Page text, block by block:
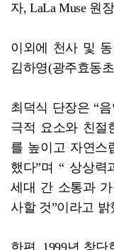
자, LaLa Muse 원
이외에 천사 및
김하영(광주효동
최덕식 단장은 “
극적 요소와 친절
를 높이고 자연스
했다”며 “ 상상력
세대 간 소통과
사할 것”이라고 밝